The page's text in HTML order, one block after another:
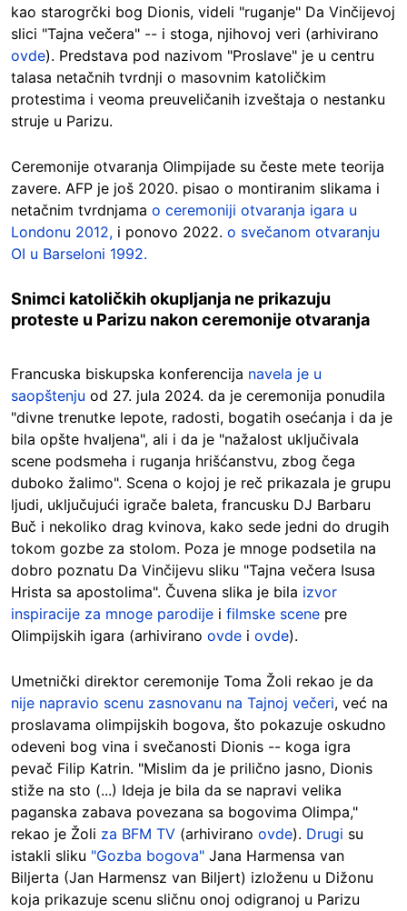
kao starogrčki bog Dionis, videli "ruganje" Da Vinčijevoj
slici "Tajna večera" -- i stoga, njihovoj veri (arhivirano
ovde). Predstava pod nazivom "Proslave" je u centru
talasa netačnih tvrdnji o masovnim katoličkim
protestima i veoma preuveličanih izveštaja o nestanku
struje u Parizu.
Ceremonije otvaranja Olimpijade su česte mete teorija
zavere. AFP je još 2020. pisao o montiranim slikama i
netačnim tvrdnjama o ceremoniji otvaranja igara u
Londonu 2012, i ponovo 2022. o svečanom otvaranju
OI u Barseloni 1992.
Snimci katoličkih okupljanja ne prikazuju
proteste u Parizu nakon ceremonije otvaranja
Francuska biskupska konferencija navela je u
saopštenju od 27. jula 2024. da je ceremonija ponudila
"divne trenutke lepote, radosti, bogatih osećanja i da je
bila opšte hvaljena", ali i da je "nažalost uključivala
scene podsmeha i ruganja hrišćanstvu, zbog čega
duboko žalimo". Scena o kojoj je reč prikazala je grupu
ljudi, uključujući igrače baleta, francusku DJ Barbaru
Buč i nekoliko drag kvinova, kako sede jedni do drugih
tokom gozbe za stolom. Poza je mnoge podsetila na
dobro poznatu Da Vinčijevu sliku "Tajna večera Isusa
Hrista sa apostolima". Čuvena slika je bila izvor
inspiracije za mnoge parodije i filmske scene pre
Olimpijskih igara (arhivirano ovde i ovde).
Umetnički direktor ceremonije Toma Žoli rekao je da
nije napravio scenu zasnovanu na Tajnoj večeri, već na
proslavama olimpijskih bogova, što pokazuje oskudno
odeveni bog vina i svečanosti Dionis -- koga igra
pevač Filip Katrin. "Mislim da je prilično jasno, Dionis
stiže na sto (...) Ideja je bila da se napravi velika
paganska zabava povezana sa bogovima Olimpa,"
rekao je Žoli za BFM TV (arhivirano ovde). Drugi su
istakli sliku "Gozba bogova" Jana Harmensa van
Biljerta (Jan Harmensz van Biljert) izloženu u Dižonu
koja prikazuje scenu sličnu onoj odigranoj u Parizu